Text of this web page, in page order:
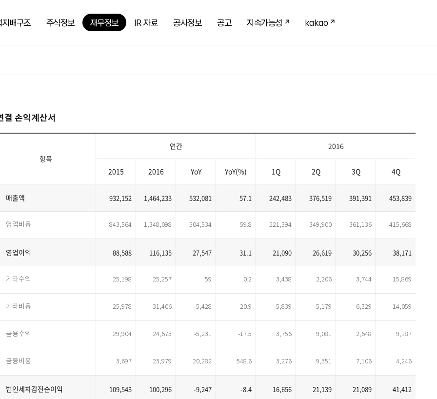
지배구조 주식정보 재무정보 IR 자료 공시정보 공고 지속가능성 kakao
결 손익계산서
항목
연간 2016
2015 2016 YoY YoY(%) 1Q 2Q 3Q 4Q
매출액 932,152 1,464,233 532,081 57.1 242,483 376,519 391,391 453,839
영업비용 843,564 1,348,098 504,534 59.8 221,394 349,900 361,136 415,668
영업이익 88,588 116,135 27,547 31.1 21,090 26,619 30,256 38,171
기타수익 25,198 25,257 59 0.2 3,438 2,206 3,744 15,869
기타비용 25,978 31,406 5,428 20.9 5,839 5,179 6,329 14,059
금융수익 29,904 24,673 -5,231 -17.5 3,756 9,081 2,648 9,187
금융비용 3,697 23,979 20,282 548.6 3,276 9,351 7,106 4,246
법인세차감전순이익 109,543 100,296 -9,247 -8.4 16,656 21,139 21,089 41,412